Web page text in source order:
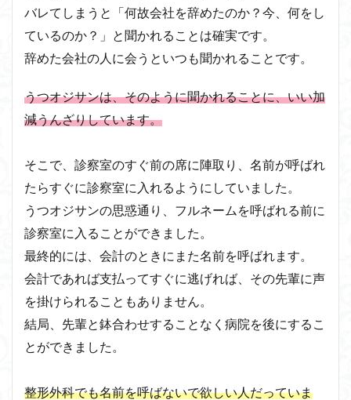
バレてしまうと「何故会社を辞めたのか？今、何をし
ているのか？」と聞かれることは確実です。
辞めた会社の人に会うといつも聞かれることです。
うつオジサンは、そのように聞かれることに、いい加
減うんざりしています。
そこで、診察室のすぐ前の席に陣取り、名前が呼ばれ
たらすぐに診察室に入れるようにしていました。
うつオジサンの思惑通り、フルネームを呼ばれる前に
診察室に入ることができました。
最終的には、会計のときにまた名前を呼ばれます。
会計であれば支払ってすぐに逃げれば、その先輩に声
を掛けられることもありません。
結局、先輩と鉢合わせすることなく病院を後にするこ
とができました。
整形外科でも名前を呼ばないで欲しい人だっていま